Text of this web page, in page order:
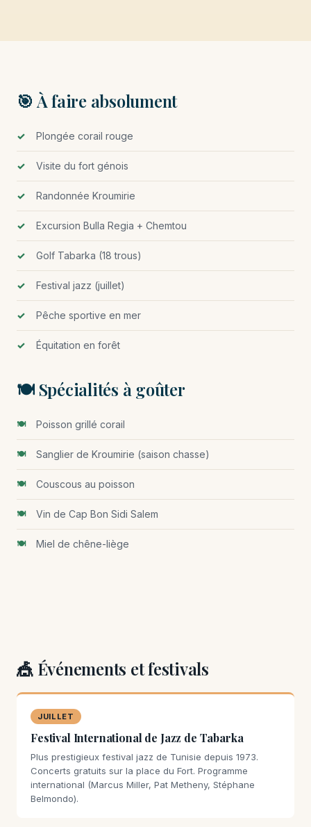
🎯 À faire absolument
Plongée corail rouge
Visite du fort génois
Randonnée Kroumirie
Excursion Bulla Regia + Chemtou
Golf Tabarka (18 trous)
Festival jazz (juillet)
Pêche sportive en mer
Équitation en forêt
🍽️ Spécialités à goûter
Poisson grillé corail
Sanglier de Kroumirie (saison chasse)
Couscous au poisson
Vin de Cap Bon Sidi Salem
Miel de chêne-liège
🎪 Événements et festivals
JUILLET
Festival International de Jazz de Tabarka
Plus prestigieux festival jazz de Tunisie depuis 1973.
Concerts gratuits sur la place du Fort. Programme
international (Marcus Miller, Pat Metheny, Stéphane
Belmondo).